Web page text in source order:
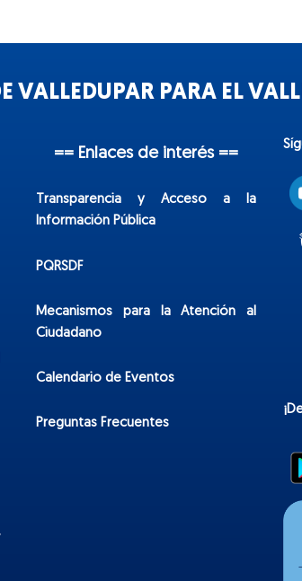
VALLEDUPAR PARA EL
== Enlaces de interés ==
Transparencia y Acceso a la
Información Pública
PQRSDF
Mecanismos para la Atención al
Ciudadano
Calendario de Eventos
Preguntas Frecuentes